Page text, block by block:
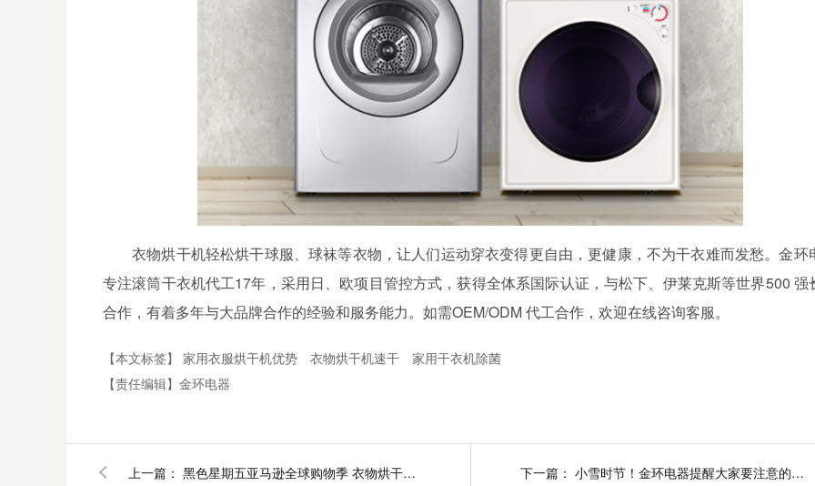
衣物烘干机轻松烘干球服、球袜等衣物，让人们运动穿衣变得更自由，更健康，不为干衣难而发愁。金环
专注滚筒干衣机代工17年，采用日、欧项目管控方式，获得全体系国际认证，与松下、伊莱克斯等世界500 强
合作，有着多年与大品牌合作的经验和服务能力。如需OEM/ODM 代工合作，欢迎在线咨询客服。
【本文标签】 家用衣服烘干机优势 衣物烘干机速干
家用干衣机除菌
【责任编辑】 金环电器
上一篇： 黑色星期五亚马逊全球购物季 衣物烘干机销量位于前列 下一篇： 小雪时节！金环电器提醒大家要注意的事项